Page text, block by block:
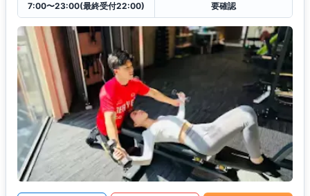
7:00〜23:00(最終受付22:00)
要確認